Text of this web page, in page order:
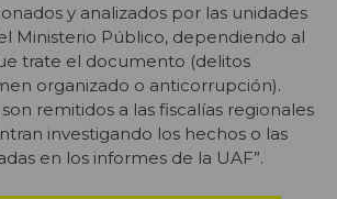
y analizados por las unidades
Ministerio Público, dependiendo al
trate el documento (delitos
organizado o anticorrupción).
remitidos a las fiscalías regionales
investigando los hechos o las
en los informes de la UAF”.